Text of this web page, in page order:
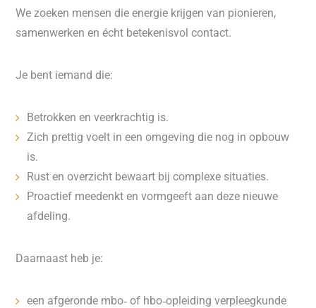
We zoeken mensen die energie krijgen van pionieren,
samenwerken en écht betekenisvol contact.
Je bent iemand die:
Betrokken en veerkrachtig is.
Zich prettig voelt in een omgeving die nog in opbouw
is.
Rust en overzicht bewaart bij complexe situaties.
Proactief meedenkt en vormgeeft aan deze nieuwe
afdeling.
Daarnaast heb je:
een afgeronde mbo‑ of hbo‑opleiding verpleegkunde